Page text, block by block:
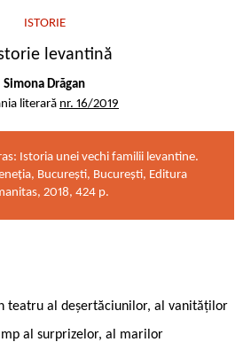
ISTORIE
levantină
Simona Drăgan
literară nr. 16/2019
Istoria unei vechi familii levantine.
București, București, Editura
2018, 424 p.
teatru al deșertăciunilor, al vanităților
al surprizelor, al marilor